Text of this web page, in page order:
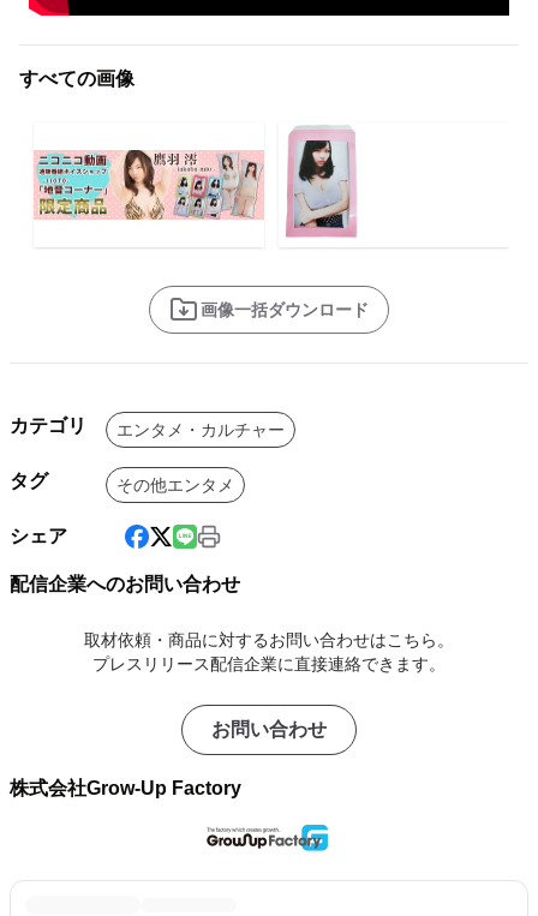
すべての画像
画像一括ダウンロード
カテゴリ エンタメ・カルチャー
タグ その他エンタメ
シェア
配信企業へのお問い合わせ
取材依頼・商品に対するお問い合わせはこちら。
プレスリリース配信企業に直接連絡できます。
お問い合わせ
株式会社Grow-Up Factory